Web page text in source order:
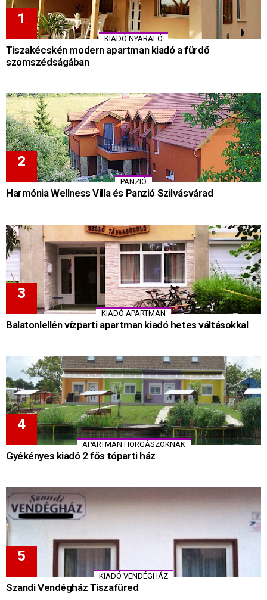
KIADÓ NYARALÓ
Tiszakécskén modern apartman kiadó a fürdő
szomszédságában
PANZIÓ
Harmónia Wellness Villa és Panzió Szilvásvárad
KIADÓ APARTMAN
Balatonlellén vízparti apartman kiadó hetes váltásokkal
APARTMAN HORGÁSZOKNAK
Gyékényes kiadó 2 fős tóparti ház
KIADÓ VENDÉGHÁZ
Szandi Vendégház Tiszafüred